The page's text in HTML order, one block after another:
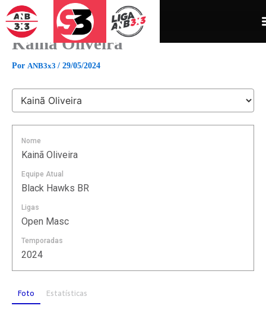
para
conteúdo
Kainã Oliveira
Por ANB3x3 / 29/05/2024
Nome
Kainã Oliveira
Equipe Atual
Black Hawks BR
Ligas
Open Masc
Temporadas
2024
Foto Estatísticas